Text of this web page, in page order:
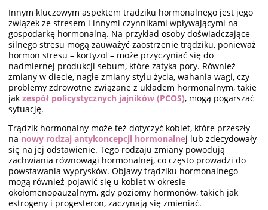
Innym kluczowym aspektem trądziku hormonalnego jest jego
związek ze stresem i innymi czynnikami wpływającymi na
gospodarkę hormonalną. Na przykład osoby doświadczające
silnego stresu mogą zauważyć zaostrzenie trądziku, ponieważ
hormon stresu – kortyzol – może przyczyniać się do
nadmiernej produkcji sebum, które zatyka pory. Również
zmiany w diecie, nagłe zmiany stylu życia, wahania wagi, czy
problemy zdrowotne związane z układem hormonalnym, takie
jak zespół policystycznych jajników (PCOS), mogą pogarszać
sytuację.
Trądzik hormonalny może też dotyczyć kobiet, które przeszły
na nowy rodzaj antykoncepcji hormonalnej lub zdecydowały
się na jej odstawienie. Tego rodzaju zmiany powodują
zachwiania równowagi hormonalnej, co często prowadzi do
powstawania wyprysków. Objawy trądziku hormonalnego
mogą również pojawić się u kobiet w okresie
okołomenopauzalnym, gdy poziomy hormonów, takich jak
estrogeny i progesteron, zaczynają się zmieniać.